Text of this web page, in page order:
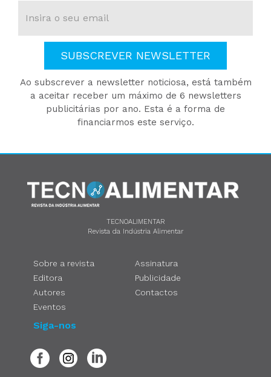
SUBSCREVER NEWSLETTER
Ao subscrever a newsletter noticiosa, está também
a aceitar receber um máximo de 6 newsletters
publicitárias por ano. Esta é a forma de
financiarmos este serviço.
TECNOALIMENTAR
Revista da Indústria Alimentar
Sobre a revista
Editora
Autores
Eventos
Assinatura
Publicidade
Contactos
Siga-nos